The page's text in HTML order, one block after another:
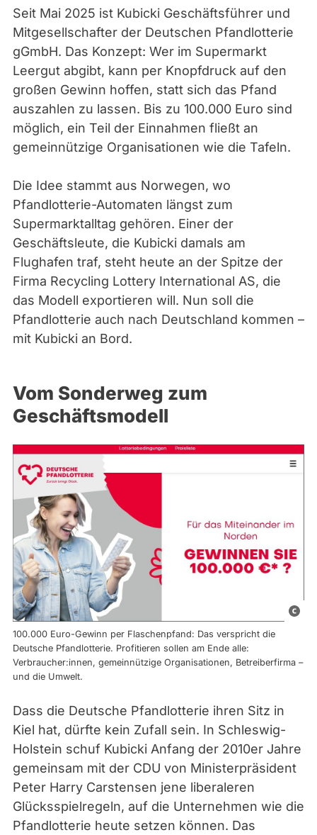
Seit Mai 2025 ist Kubicki Geschäftsführer und
Mitgesellschafter der Deutschen Pfandlotterie
gGmbH. Das Konzept: Wer im Supermarkt
Leergut abgibt, kann per Knopfdruck auf den
großen Gewinn hoffen, statt sich das Pfand
auszahlen zu lassen. Bis zu 100.000 Euro sind
möglich, ein Teil der Einnahmen fließt an
gemeinnützige Organisationen wie die Tafeln.
Die Idee stammt aus Norwegen, wo
Pfandlotterie-Automaten längst zum
Supermarktalltag gehören. Einer der
Geschäftsleute, die Kubicki damals am
Flughafen traf, steht heute an der Spitze der
Firma Recycling Lottery International AS, die
das Modell exportieren will. Nun soll die
Pfandlotterie auch nach Deutschland kommen –
mit Kubicki an Bord.
Vom Sonderweg zum
Geschäftsmodell
S
e
h
o
:
100.000 Euro-Gewinn per Flaschenpfand: Das verspricht die
Deutsche Pfandlotterie. Profitieren sollen am Ende alle:
Verbraucher:innen, gemeinnützige Organisationen, Betreiberfirma –
und die Umwelt.
Dass die Deutsche Pfandlotterie ihren Sitz in
Kiel hat, dürfte kein Zufall sein. In Schleswig-
Holstein schuf Kubicki Anfang der 2010er Jahre
gemeinsam mit der CDU von Ministerpräsident
Peter Harry Carstensen jene liberaleren
Glücksspielregeln, auf die Unternehmen wie die
Pfandlotterie heute setzen können. Das